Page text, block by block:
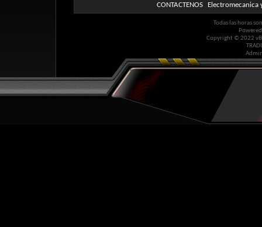
CONTACTENOS Electromecanica
Todas las horas
Copyright © 2022